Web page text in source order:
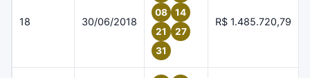
18 30/06/2018
08
14
21
27
31
R$ 1.485.720,79